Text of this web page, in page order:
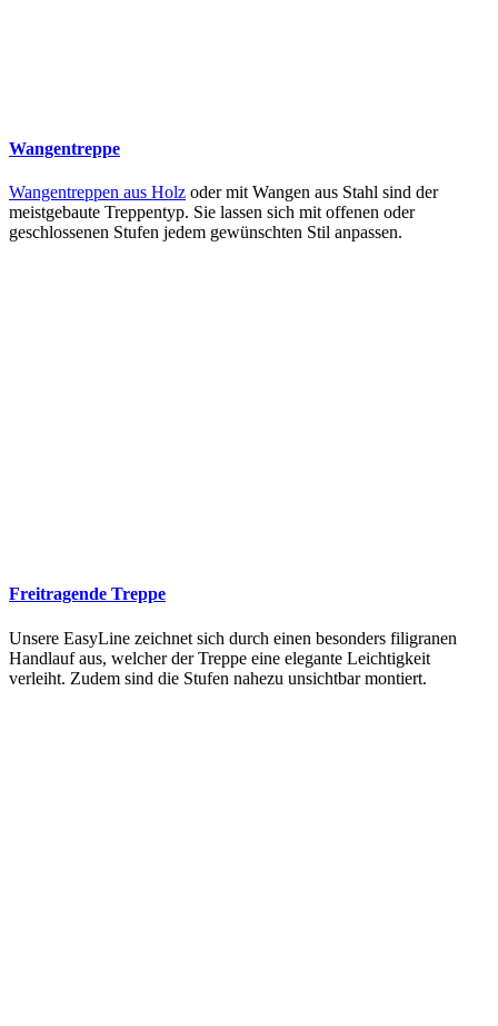
Wangentreppe
Wangentreppen aus Holz oder mit Wangen aus Stahl sind der
meistgebaute Treppentyp. Sie lassen sich mit offenen oder
geschlossenen Stufen jedem gewünschten Stil anpassen.
Freitragende Treppe
Unsere EasyLine zeichnet sich durch einen besonders filigranen
Handlauf aus, welcher der Treppe eine elegante Leichtigkeit
verleiht. Zudem sind die Stufen nahezu unsichtbar montiert.